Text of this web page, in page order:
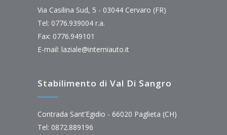
Via Casilina Sud, 5 - 03044 Cervaro (FR)
Tel: 0776.939004 r.a.
Fax: 0776.949101
E-mail: laziale@interniauto.it
Stabilimento di Val Di Sangro
Contrada Sant’Egidio - 66020 Paglieta (CH)
Tel: 0872.889196